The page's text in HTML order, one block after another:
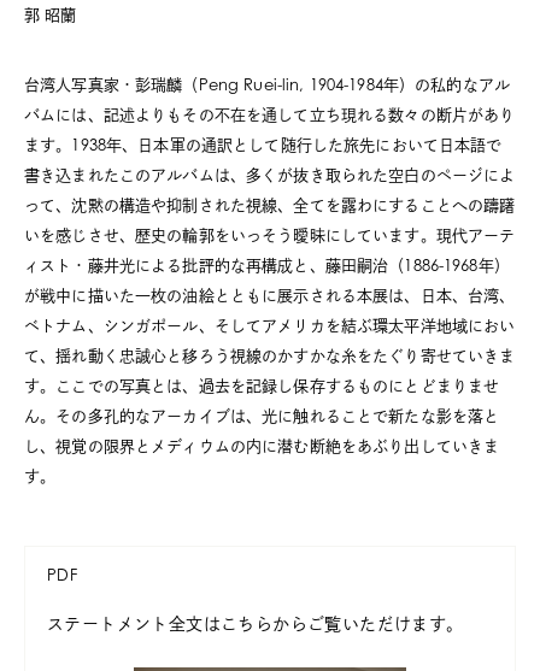
郭 昭蘭
台湾人写真家・彭瑞麟（Peng Ruei-lin, 1904-1984年）の私的なアル
バムには、記述よりもその不在を通して立ち現れる数々の断片があり
ます。1938年、日本軍の通訳として随行した旅先において日本語で
書き込まれたこのアルバムは、多くが抜き取られた空白のページによ
って、沈黙の構造や抑制された視線、全てを露わにすることへの躊躇
いを感じさせ、歴史の輪郭をいっそう曖昧にしています。現代アーテ
ィスト・藤井光による批評的な再構成と、藤田嗣治（1886-1968年）
が戦中に描いた一枚の油絵とともに展示される本展は、日本、台湾、
ベトナム、シンガポール、そしてアメリカを結ぶ環太平洋地域におい
て、揺れ動く忠誠心と移ろう視線のかすかな糸をたぐり寄せていきま
す。ここでの写真とは、過去を記録し保存するものにとどまりませ
ん。その多孔的なアーカイブは、光に触れることで新たな影を落と
し、視覚の限界とメディウムの内に潜む断絶をあぶり出していきま
す。
PDF
ステートメント全文はこちらからご覧いただけます。